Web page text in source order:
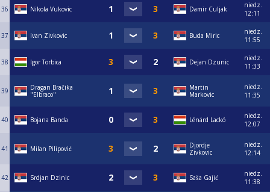
36 Nikola Vukovic Damir Culjak
niedz.
12:11
37 Ivan Zivkovic Buda Miric
niedz.
11:55
38 Igor Torbica Dejan Dzunic
niedz.
11:33
39
Dragan Bračika
"Elbraco"
Martin
Markovic
niedz.
11:35
40 Bojana Banda Lénárd Lackó
niedz.
12:07
41 Milan Pilipović
Djordje
Zivkovic
niedz.
12:14
42 Srdjan Dzinic Saša Gajić
niedz.
11:38